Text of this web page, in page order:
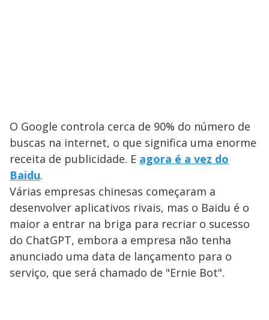
O Google controla cerca de 90% do número de
buscas na internet, o que significa uma enorme
receita de publicidade. E agora é a vez do
Baidu.
Várias empresas chinesas começaram a
desenvolver aplicativos rivais, mas o Baidu é o
maior a entrar na briga para recriar o sucesso
do ChatGPT, embora a empresa não tenha
anunciado uma data de lançamento para o
serviço, que será chamado de "Ernie Bot".